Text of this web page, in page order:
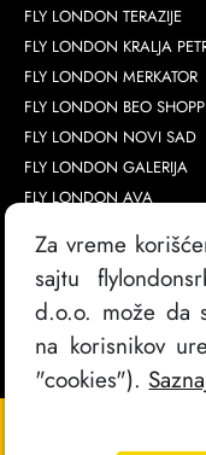
FLY LONDON TERAZIJE
FLY LONDON KRALJA
FLY LONDON MERKATOR
FLY LONDON BEO
FLY LONDON NOVI SAD
FLY LONDON GALERIJA
FLY LONDON AVA
Za vreme
sajtu
d.o.o. može da
na korisnikov
"cookies").